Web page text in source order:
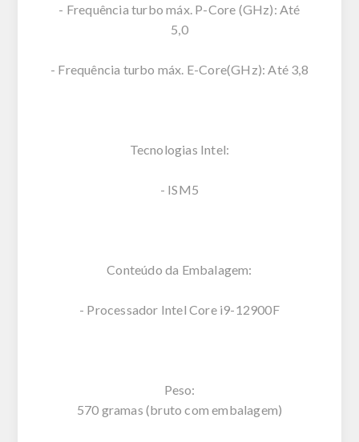
- Frequência turbo máx. P-Core (GHz): Até
5,0
- Frequência turbo máx. E-Core(GHz): Até 3,8
Tecnologias Intel:
- ISM5
Conteúdo da Embalagem:
- Processador Intel Core i9-12900F
Peso:
570 gramas (bruto com embalagem)